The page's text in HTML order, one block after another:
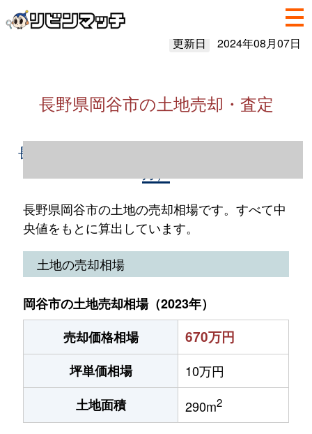
更新日 2024年08月07日
長野県岡谷市の土地売却・査定
長野県岡谷市の土地売却情報（2023年1～12
長野県岡谷市の土地の売却相場です。すべて中
央値をもとに算出しています。
土地の売却相場
岡谷市の土地売却相場（2023年）
売却価格相場
670万円
坪単価相場
10万円
土地面積
290m2